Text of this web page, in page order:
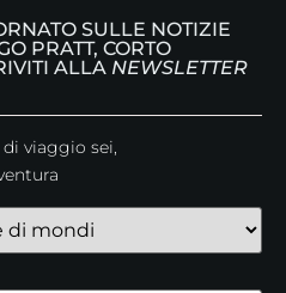
SULLE NOTIZIE
PRATT, CORTO
ALLA NEWSLETTER
viaggio sei,